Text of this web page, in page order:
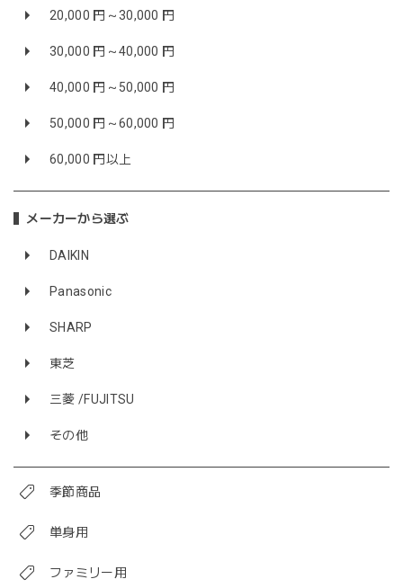
20,000 円～30,000 円
30,000 円～40,000 円
40,000 円～50,000 円
50,000 円～60,000 円
60,000 円以上
メーカーから選ぶ
DAIKIN
Panasonic
SHARP
東芝
三菱 /FUJITSU
その他
季節商品
単身用
ファミリー用